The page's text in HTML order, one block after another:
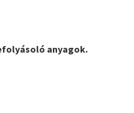
anyagok.